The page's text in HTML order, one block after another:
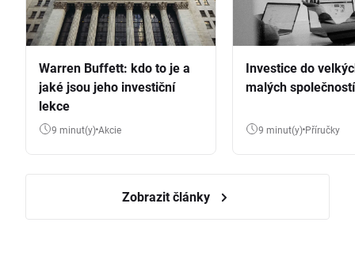
Warren Buffett: kdo to je a
jaké jsou jeho investiční
lekce
9 minut(y) Akcie
Investice do
malých společností
9 minut(y) Příručky
Zobrazit články